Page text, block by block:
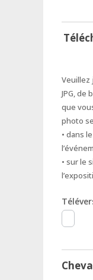
Veuillez
JPG, de
que
photo
• dans
• sur le